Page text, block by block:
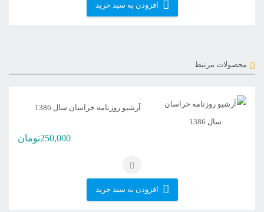
افزودن به سبد خرید
محصولات مرتبط
آرشیو روزنامه خراسان سال 1386
250,000تومان
افزودن به سبد خرید